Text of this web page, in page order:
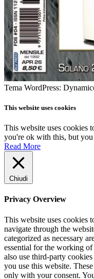
Tema WordPress:
This website uses cookies
This website uses cookies
you're ok with this, but
Read More
Chiudi
Privacy Overview
This website uses cookies
navigate through the
categorized as necessary
essential for the working
also use third-party
you use this website.
only with your consent.